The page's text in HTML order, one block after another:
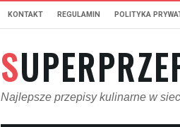
KONTAKT REGULAMIN POLITYKA
Najlepsze przepisy kulinarne w